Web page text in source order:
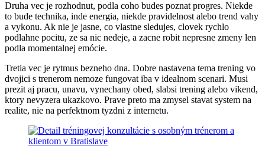
Druha vec je rozhodnut, podla coho budes poznat progres. Niekde
to bude technika, inde energia, niekde pravidelnost alebo trend vahy
a vykonu. Ak nie je jasne, co vlastne sledujes, clovek rychlo
podlahne pocitu, ze sa nic nedeje, a zacne robit nepresne zmeny len
podla momentalnej emócie.
Tretia vec je rytmus bezneho dna. Dobre nastavena tema trening vo
dvojici s trenerom nemoze fungovat iba v idealnom scenari. Musi
prezit aj pracu, unavu, vynechany obed, slabsi trening alebo vikend,
ktory nevyzera ukazkovo. Prave preto ma zmysel stavat system na
realite, nie na perfektnom tyzdni z internetu.